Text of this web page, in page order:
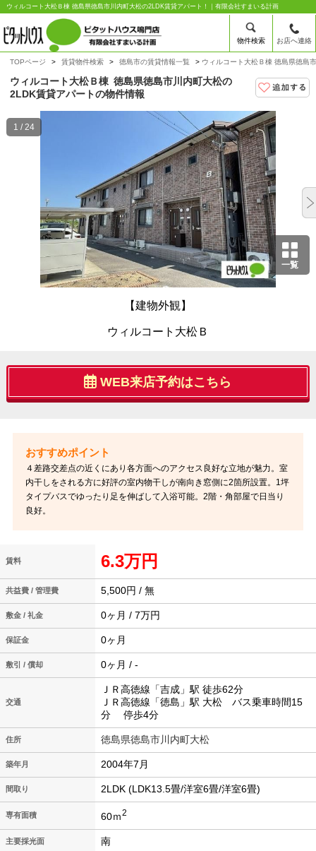
物件検索 お店へ連絡
ウィルコート大松Ｂ棟 徳島県徳島市川内町大松の2LDK賃貸アパート！｜有限会社すまいる計画
TOPページ 賃貸物件検索 徳島市の賃貸情報一覧 ウィルコート大松Ｂ棟 徳島県徳島
ウィルコート大松Ｂ棟 徳島県徳島市川内町大松の
2LDK賃貸アパートの物件情報
一覧
【建物外観】
ウィルコート大松Ｂ
1 / 24
WEB来店予約はこちら
４差路交差点の近くにあり各方面へのアクセス良好な立地が魅力。室
内干しをされる方に好評の室内物干しが南向き窓側に2箇所設置。1坪
タイプバスでゆったり足を伸ばして入浴可能。2階・角部屋で日当り
良好。
賃料 6.3万円
共益費 / 管理費 5,500円 / 無
敷金 / 礼金 0ヶ月 / 7万円
保証金 0ヶ月
敷引 / 償却 0ヶ月 / -
交通
ＪＲ高徳線「吉成」駅 徒歩62分
ＪＲ高徳線「徳島」駅 大松 バス乗車時間15
分 停歩4分
住所 徳島県徳島市川内町大松
築年月 2004年7月
間取り 2LDK (LDK13.5畳/洋室6畳/洋室6畳)
専有面積 60ｍ2
主要採光面 南